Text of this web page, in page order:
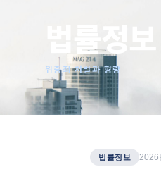
법률정보
위증죄 처벌과 형량
법률정보 2026